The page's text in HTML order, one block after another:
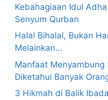
Kebahagiaan Idul
Senyum Qurban
Halal Bihalal, Bukan
Melainkan…
Manfaat Menyambung
Diketahui Banyak
3 Hikmah di Balik